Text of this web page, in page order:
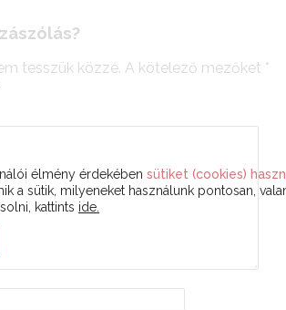
tesszük közzé. A kötelező mezőket *
élmény érdekében sütiket (cookies)
a sütik, milyeneket használunk pontosan,
kattints ide.